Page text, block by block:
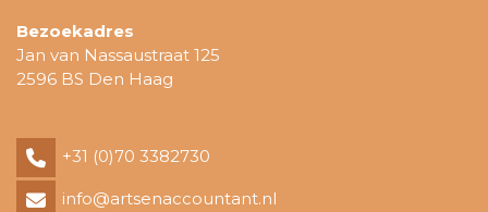
Bezoekadres
Jan van Nassaustraat 125
2596 BS Den Haag
+31 (0)70 3382730
info@artsenaccountant.nl